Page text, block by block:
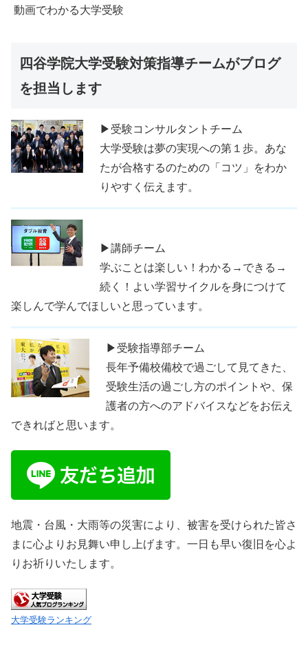
動画でわかる大学受験
四谷学院大学受験対策指導チームがブログ
を担当します
▶受験コンサルタントチーム
大学受験は夢の実現への第１歩。あな
たが合格するのための「コツ」をわか
りやすく伝えます。
▶講師チーム
学ぶことは楽しい！わかる→できる→
続く！よい学習サイクルを身につけて
楽しんで学んでほしいと思っています。
▶受験指導部チーム
長年予備校備校で過ごして見てきた、
受験生活の過ごし方のポイントや、保
護者の方へのアドバイスなどをお伝え
できればと思います。
地震・台風・大雨等の災害により、被害を受けられた皆さ
まに心よりお見舞い申し上げます。一日も早い復旧を心よ
りお祈りいたします。
大学受験ランキング